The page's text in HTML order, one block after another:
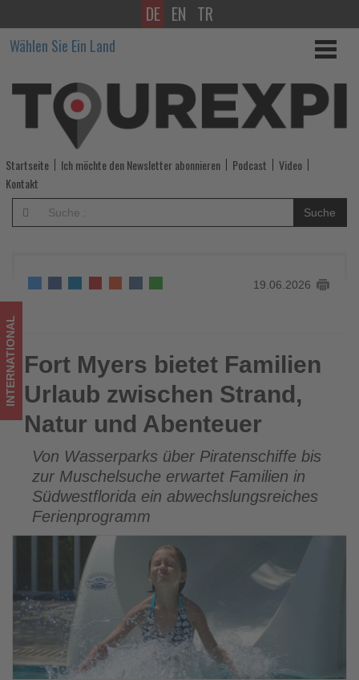
Fort
Myers
bietet
Familien
Urlaub
zwischen
Strand,
und
Abenteuer
-
Wissen,
was
im
Tourismus
los
ist!
DE EN TR
Wählen Sie Ein Land
Startseite Ich möchte den Newsletter abonnieren Podcast
Video
Kontakt
Suche
19.06.2026
Fort Myers bietet Familien Urlaub zwischen Strand, Natur
und Abenteuer
INTERNATIONAL Fort Myers bietet Familien
Urlaub zwischen Strand,
Natur und Abenteuer
Von Wasserparks über Piratenschiffe bis
zur Muschelsuche erwartet Familien in
Südwestflorida ein abwechslungsreiches
Ferienprogramm